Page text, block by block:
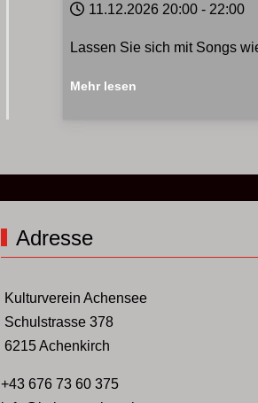
11.12.2026 20:00 - 22:00
Lassen Sie sich mit Songs
Mehr lesen
Adresse
Kulturverein Achensee
Schulstrasse 378
6215 Achenkirch
+43 676 73 60 375